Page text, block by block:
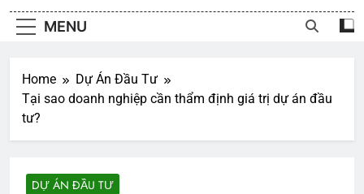
MENU
Home
Dự Án Đầu Tư
Tại sao doanh nghiệp cần thẩm định giá trị dự án đầu
tư?
DỰ ÁN ĐẦU TƯ